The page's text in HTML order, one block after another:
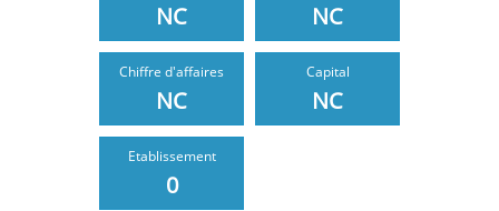
NC NC
Chiffre d'affaires
NC
Capital
NC
Etablissement
0